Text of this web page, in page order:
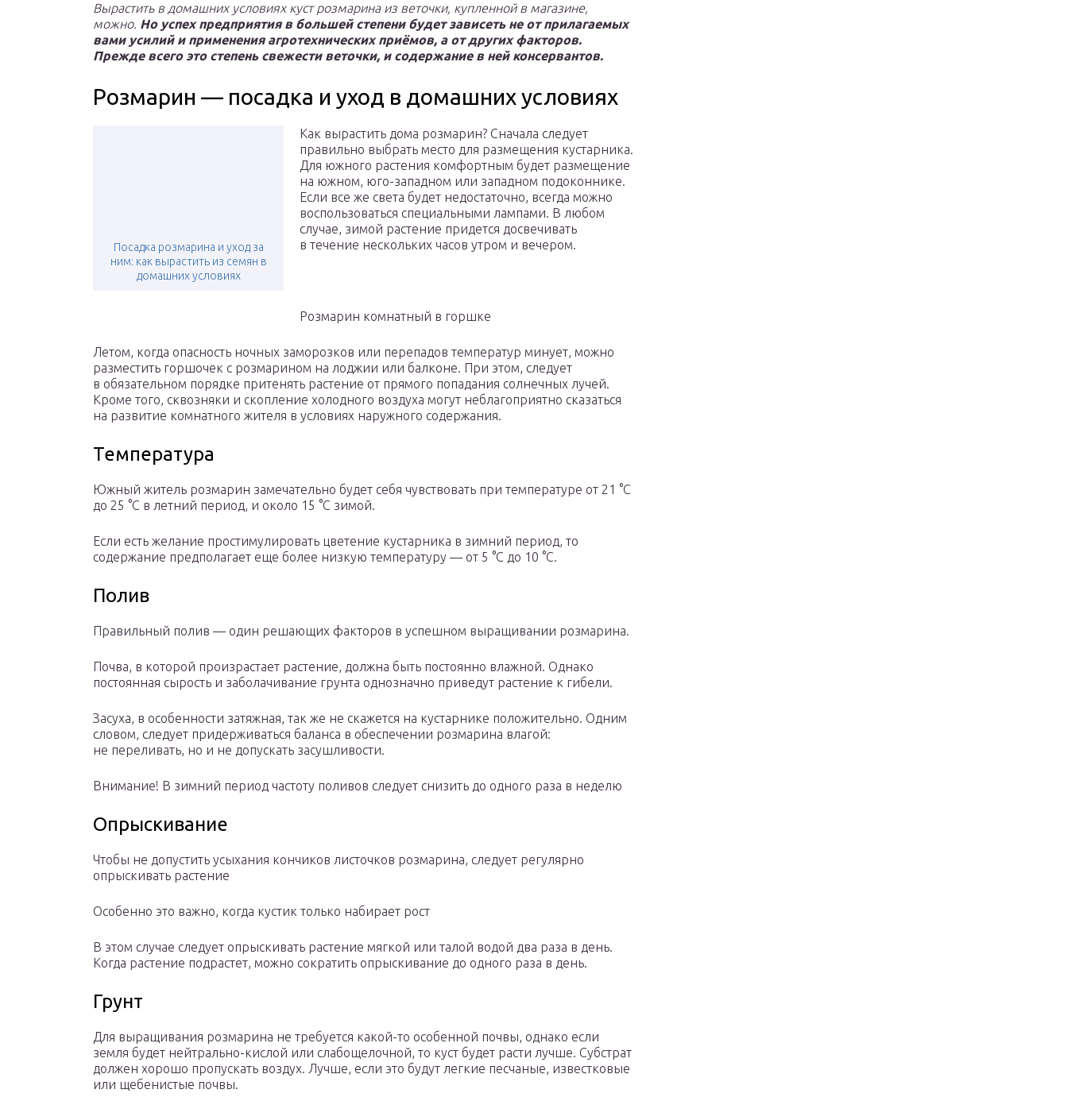
Вырастить в домашних условиях куст розмарина из веточки, купленной в магазине,
можно. Но успех предприятия в большей степени будет зависеть не от прилагаемых
вами усилий и применения агротехнических приёмов, а от других факторов.
Прежде всего это степень свежести веточки, и содержание в ней консервантов.
Розмарин — посадка и уход в домашних условиях
Посадка розмарина и уход за
ним: как вырастить из семян в
домашних условиях
Как вырастить дома розмарин? Сначала следует
правильно выбрать место для размещения кустарника.
Для южного растения комфортным будет размещение
на южном, юго-западном или западном подоконнике.
Если все же света будет недостаточно, всегда можно
воспользоваться специальными лампами. В любом
случае, зимой растение придется досвечивать
в течение нескольких часов утром и вечером.
Розмарин комнатный в горшке
Летом, когда опасность ночных заморозков или перепадов температур минует, можно
разместить горшочек с розмарином на лоджии или балконе. При этом, следует
в обязательном порядке притенять растение от прямого попадания солнечных лучей.
Кроме того, сквозняки и скопление холодного воздуха могут неблагоприятно сказаться
на развитие комнатного жителя в условиях наружного содержания.
Температура
Южный житель розмарин замечательно будет себя чувствовать при температуре от 21 °С
до 25 °С в летний период, и около 15 °С зимой.
Если есть желание простимулировать цветение кустарника в зимний период, то
содержание предполагает еще более низкую температуру — от 5 °С до 10 °С.
Полив
Правильный полив — один решающих факторов в успешном выращивании розмарина.
Почва, в которой произрастает растение, должна быть постоянно влажной. Однако
постоянная сырость и заболачивание грунта однозначно приведут растение к гибели.
Засуха, в особенности затяжная, так же не скажется на кустарнике положительно. Одним
словом, следует придерживаться баланса в обеспечении розмарина влагой:
не переливать, но и не допускать засушливости.
Внимание! В зимний период частоту поливов следует снизить до одного раза в неделю
Опрыскивание
Чтобы не допустить усыхания кончиков листочков розмарина, следует регулярно
опрыскивать растение
Особенно это важно, когда кустик только набирает рост
В этом случае следует опрыскивать растение мягкой или талой водой два раза в день.
Когда растение подрастет, можно сократить опрыскивание до одного раза в день.
Грунт
Для выращивания розмарина не требуется какой-то особенной почвы, однако если
земля будет нейтрально-кислой или слабощелочной, то куст будет расти лучше. Субстрат
должен хорошо пропускать воздух. Лучше, если это будут легкие песчаные, известковые
или щебенистые почвы.